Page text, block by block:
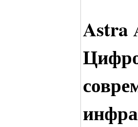
Astra